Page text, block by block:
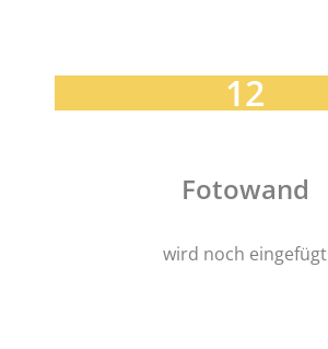
12
Fotowand
wird noch eingefügt